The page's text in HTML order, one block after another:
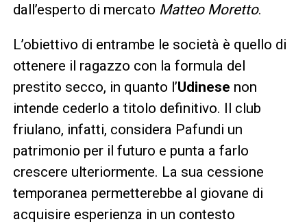
dall’esperto di mercato Matteo Moretto.
L’obiettivo di entrambe le società è quello di
ottenere il ragazzo con la formula del
prestito secco, in quanto l’Udinese non
intende cederlo a titolo definitivo. Il club
friulano, infatti, considera Pafundi un
patrimonio per il futuro e punta a farlo
crescere ulteriormente. La sua cessione
temporanea permetterebbe al giovane di
acquisire esperienza in un contesto